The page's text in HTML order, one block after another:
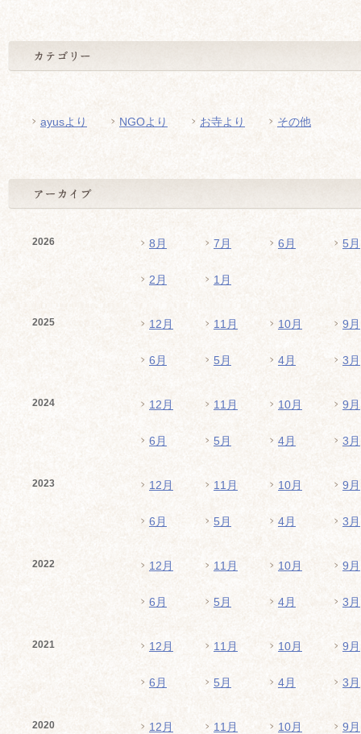
ayusより NGOより お寺より その他
2026 8月 7月 6月 5月
2月 1月
2025 12月 11月 10月 9月
6月 5月 4月 3月
2024 12月 11月 10月 9月
6月 5月 4月 3月
2023 12月 11月 10月 9月
6月 5月 4月 3月
2022 12月 11月 10月 9月
6月 5月 4月 3月
2021 12月 11月 10月 9月
6月 5月 4月 3月
2020 12月 11月 10月 9月